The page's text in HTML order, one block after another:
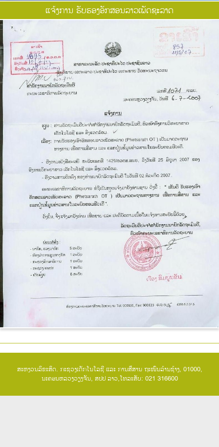
ແຈ້ງການ ຮັບຮອງອັກສອນລາວເພັດຊະລາດ
ສະຫງວນລິຂະສິດ. ກະຊວງເຕັກໂນໂລຊີ ແລະ ການສື່ສານ ຖະໜົນລ້ານຊ້າງ, 01000,
ນະຄອນຫລວງວຽງຈັນ, ສປປ ລາວ,ໂທລະສັບ: 021 316600